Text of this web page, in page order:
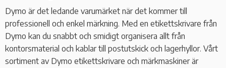
Dymo är det ledande varumärket när det kommer till
professionell och enkel märkning. Med en etikettskrivare från
Dymo kan du snabbt och smidigt organisera allt från
kontorsmaterial och kablar till postutskick och lagerhyllor. Vårt
sortiment av Dymo etikettskrivare och märkmaskiner är